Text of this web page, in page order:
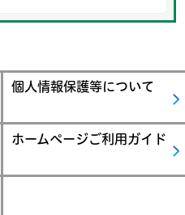
個人情報保護等について
ホームページご利用ガイド